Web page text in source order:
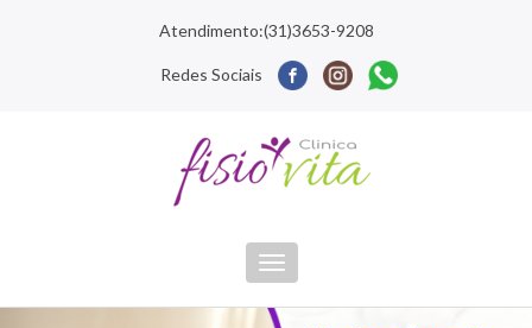
Atendimento:(31)3653-9208
Redes Sociais
Toggle